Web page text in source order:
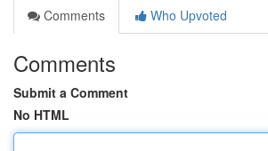
Comments
Who Upvoted
Comments
Submit a Comment
No HTML